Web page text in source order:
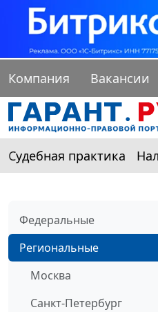
Компания Вакансии
Судебная практика
Федеральные
Региональные
Москва
Санкт-Петербург